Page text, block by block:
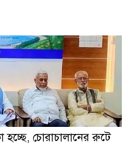
হচ্ছে, চোরাচালানের রুটে